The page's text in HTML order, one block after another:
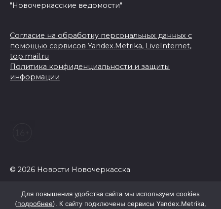
"Новочеркасские ведомости"
Согласие на обработку персональных данных с
помощью сервисов Yandex.Metrika, LiveInternet,
top.mail.ru
Политика конфиденциальности и защиты
информации
© 2026 Новости Новочеркасска
Для повышения удобства сайта мы используем cookies
(подробнее). К сайту подключены сервисы Yandex.Metrika,